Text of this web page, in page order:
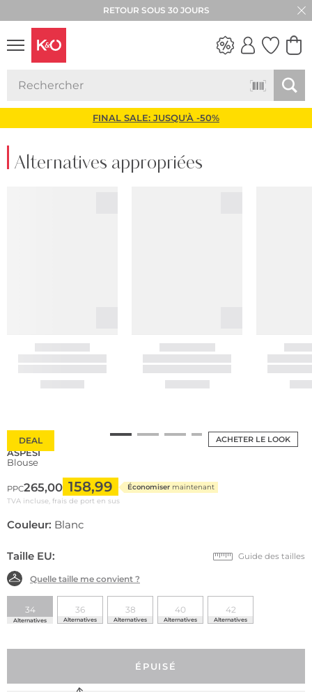
RETOUR SOUS 30 JOURS
FINAL SALE: JUSQU'À -50%
Alternatives appropriées
ACHETER LE LOOK
DEAL
ASPESI
Blouse
PPC265,00 158,99 Économiser maintenant
TVA incluse, frais de port en sus
Couleur: Blanc
Taille EU: Guide des tailles
Quelle taille me convient ?
34
Alternatives
36
Alternatives
38
Alternatives
40
Alternatives
42
Alternatives
ÉPUISÉ